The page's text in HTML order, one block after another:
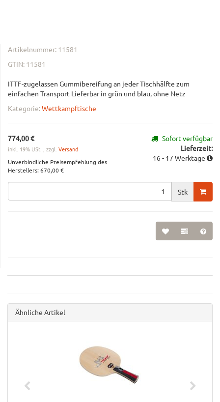
Artikelnummer: 11581
GTIN: 11581
ITTF-zugelassen Gummibereifung an jeder Tischhälfte zum
einfachen Transport Lieferbar in grün und blau, ohne Netz
Kategorie:Wettkampftische
774,00 €
inkl. 19% USt. , zzgl. Versand
Unverbindliche Preisempfehlung des
Herstellers:670,00 €
Sofort verfügbar
Lieferzeit:
16 - 17 Werktage
Stk
Ähnliche Artikel